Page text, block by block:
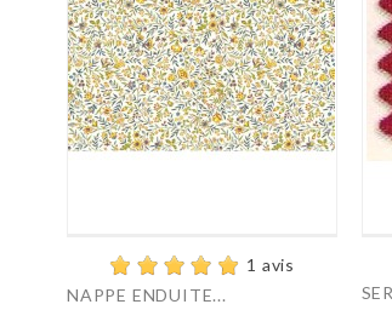
1 avis
NAPPE ENDUITE...